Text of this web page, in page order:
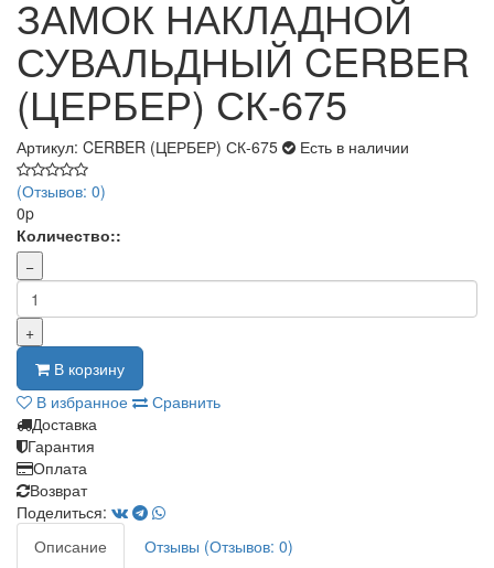
ЗАМОК НАКЛАДНОЙ
СУВАЛЬДНЫЙ CERBER
(ЦЕРБЕР) СК-675
Артикул: CERBER (ЦЕРБЕР) СК-675
Есть в наличии
(Отзывов: 0)
0p
Количество::
−
+
В корзину
В избранное
Сравнить
Доставка
Гарантия
Оплата
Возврат
Поделиться:
Описание
Отзывы (Отзывов: 0)